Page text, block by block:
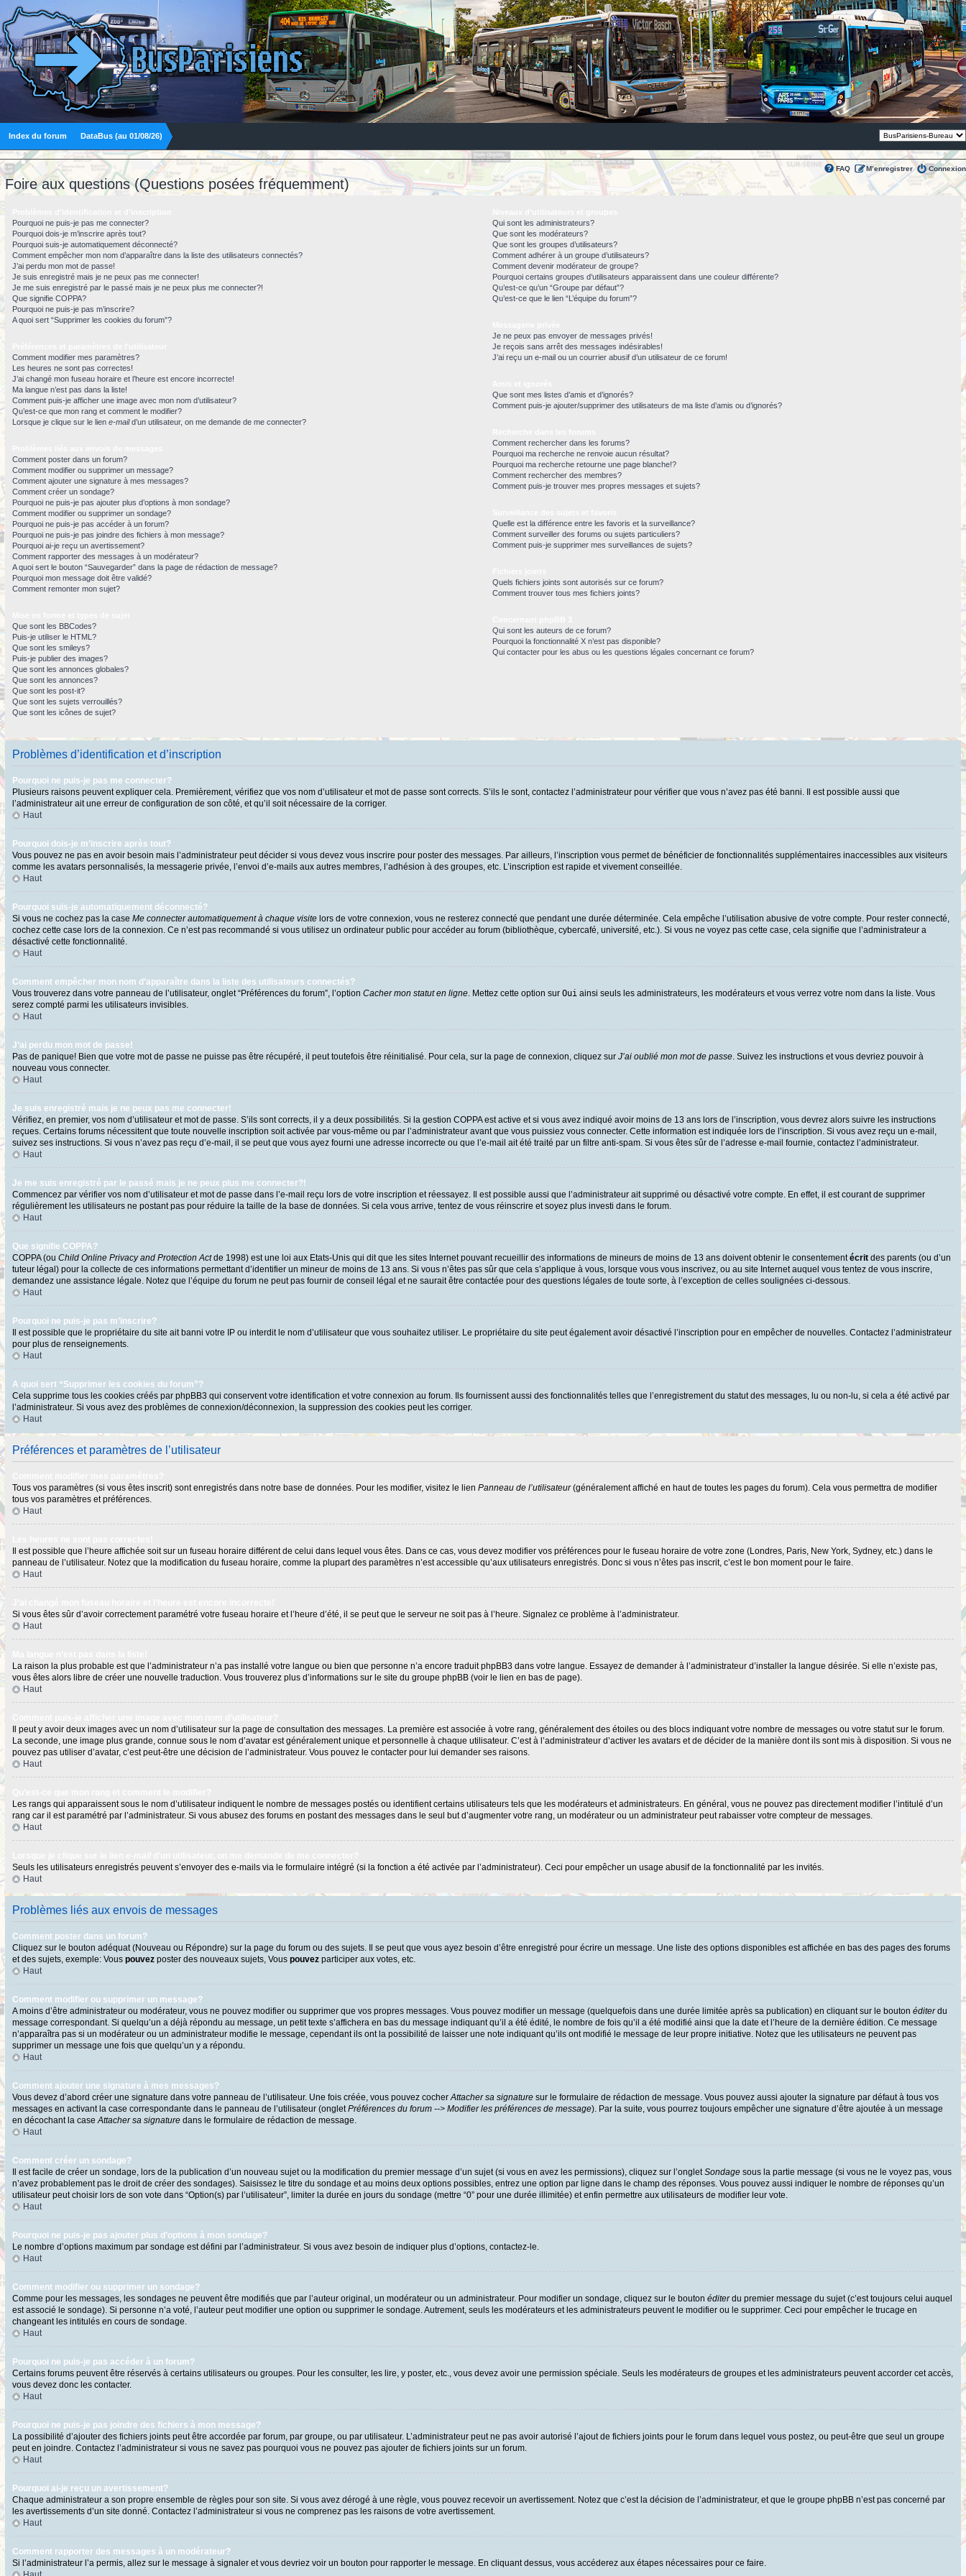
Index du forum DataBus (au 01/08/26)
FAQ M’enregistrer Connexion
Foire aux questions (Questions posées fréquemment)
Pourquoi ne puis-je pas me connecter?
Pourquoi dois-je m’inscrire après tout?
Pourquoi suis-je automatiquement déconnecté?
Comment empêcher mon nom d’apparaître dans la liste des utilisateurs connectés?
J’ai perdu mon mot de passe!
Je suis enregistré mais je ne peux pas me connecter!
Je me suis enregistré par le passé mais je ne peux plus me connecter?!
Que signifie COPPA?
Pourquoi ne puis-je pas m’inscrire?
A quoi sert “Supprimer les cookies du forum”?
Comment modifier mes paramètres?
Les heures ne sont pas correctes!
J’ai changé mon fuseau horaire et l’heure est encore incorrecte!
Ma langue n’est pas dans la liste!
Comment puis-je afficher une image avec mon nom d’utilisateur?
Qu’est-ce que mon rang et comment le modifier?
Lorsque je clique sur le lien e-maild’un utilisateur, on me demande de me connecter?
Comment poster dans un forum?
Comment modifier ou supprimer un message?
Comment ajouter une signature à mes messages?
Comment créer un sondage?
Pourquoi ne puis-je pas ajouter plus d’options à mon sondage?
Comment modifier ou supprimer un sondage?
Pourquoi ne puis-je pas accéder à un forum?
Pourquoi ne puis-je pas joindre des fichiers à mon message?
Pourquoi ai-je reçu un avertissement?
Comment rapporter des messages à un modérateur?
A quoi sert le bouton “Sauvegarder” dans la page de rédaction de message?
Pourquoi mon message doit être validé?
Comment remonter mon sujet?
Que sont les BBCodes?
Puis-je utiliser le HTML?
Que sont les smileys?
Puis-je publier des images?
Que sont les annonces globales?
Que sont les annonces?
Que sont les post-it?
Que sont les sujets verrouillés?
Que sont les icônes de sujet?
Qui sont les administrateurs?
Que sont les modérateurs?
Que sont les groupes d’utilisateurs?
Comment adhérer à un groupe d’utilisateurs?
Comment devenir modérateur de groupe?
Pourquoi certains groupes d’utilisateurs apparaissent dans une couleur différente?
Qu’est-ce qu’un “Groupe par défaut”?
Qu’est-ce que le lien “L’équipe du forum”?
Je ne peux pas envoyer de messages privés!
Je reçois sans arrêt des messages indésirables!
J’ai reçu un e-mail ou un courrier abusif d’un utilisateur de ce forum!
Que sont mes listes d’amis et d’ignorés?
Comment puis-je ajouter/supprimer des utilisateurs de ma liste d’amis ou d’ignorés?
Comment rechercher dans les forums?
Pourquoi ma recherche ne renvoie aucun résultat?
Pourquoi ma recherche retourne une page blanche!?
Comment rechercher des membres?
Comment puis-je trouver mes propres messages et sujets?
Quelle est la différence entre les favoris et la surveillance?
Comment surveiller des forums ou sujets particuliers?
Comment puis-je supprimer mes surveillances de sujets?
Quels fichiers joints sont autorisés sur ce forum?
Comment trouver tous mes fichiers joints?
Qui sont les auteurs de ce forum?
Pourquoi la fonctionnalité X n’est pas disponible?
Qui contacter pour les abus ou les questions légales concernant ce forum?
Problèmes d’identification et d’inscription
Pourquoi ne puis-je pas me connecter?
Plusieurs raisons peuvent expliquer cela. Premièrement, vérifiez que vos nom d’utilisateur et mot de passe sont corrects. S’ils le sont, contactez l’administrateur pour vérifier que vous n’avez pas été banni. Il est possible aussi que
l’administrateur ait une erreur de configuration de son côté, et qu’il soit nécessaire de la corriger.
Haut
Pourquoi dois-je m’inscrire après tout?
Vous pouvez ne pas en avoir besoin mais l’administrateur peut décider si vous devez vous inscrire pour poster des messages. Par ailleurs, l’inscription vous permet de bénéficier de fonctionnalités supplémentaires inaccessibles aux visiteurs
comme les avatars personnalisés, la messagerie privée, l’envoi d’e-mails aux autres membres, l’adhésion à des groupes, etc. L’inscription est rapide et vivement conseillée.
Haut
Pourquoi suis-je automatiquement déconnecté?
Si vous ne cochez pas la case Me connecter automatiquement à chaque visite lors de votre connexion, vous ne resterez connecté que pendant une durée déterminée. Cela empêche l’utilisation abusive de votre compte. Pour rester connecté,
cochez cette case lors de la connexion. Ce n’est pas recommandé si vous utilisez un ordinateur public pour accéder au forum (bibliothèque, cybercafé, université, etc.). Si vous ne voyez pas cette case, cela signifie que l’administrateur a
désactivé cette fonctionnalité.
Haut
Comment empêcher mon nom d’apparaître dans la liste des utilisateurs connectés?
Vous trouverez dans votre panneau de l’utilisateur, onglet “Préférences du forum”, l’option Cacher mon statut en ligne . Mettez cette option sur Oui ainsi seuls les administrateurs, les modérateurs et vous verrez votre nom dans la liste. Vous
serez compté parmi les utilisateurs invisibles.
Haut
J’ai perdu mon mot de passe!
Pas de panique! Bien que votre mot de passe ne puisse pas être récupéré, il peut toutefois être réinitialisé. Pour cela, sur la page de connexion, cliquez sur J’ai oublié mon mot de passe . Suivez les instructions et vous devriez pouvoir à
nouveau vous connecter.
Haut
Je suis enregistré mais je ne peux pas me connecter!
Vérifiez, en premier, vos nom d’utilisateur et mot de passe. S’ils sont corrects, il y a deux possibilités. Si la gestion COPPA est active et si vous avez indiqué avoir moins de 13 ans lors de l’inscription, vous devrez alors suivre les instructions
reçues. Certains forums nécessitent que toute nouvelle inscription soit activée par vous-même ou par l’administrateur avant que vous puissiez vous connecter. Cette information est indiquée lors de l’inscription. Si vous avez reçu un e-mail,
suivez ses instructions. Si vous n’avez pas reçu d’e-mail, il se peut que vous ayez fourni une adresse incorrecte ou que l’e-mail ait été traité par un filtre anti-spam. Si vous êtes sûr de l’adresse e-mail fournie, contactez l’administrateur.
Haut
Je me suis enregistré par le passé mais je ne peux plus me connecter?!
Commencez par vérifier vos nom d’utilisateur et mot de passe dans l’e-mail reçu lors de votre inscription et réessayez. Il est possible aussi que l’administrateur ait supprimé ou désactivé votre compte. En effet, il est courant de supprimer
régulièrement les utilisateurs ne postant pas pour réduire la taille de la base de données. Si cela vous arrive, tentez de vous réinscrire et soyez plus investi dans le forum.
Haut
Que signifie COPPA?
COPPA (ou Child Online Privacy and Protection Actde 1998) est une loi aux Etats-Unis qui dit que les sites Internet pouvant recueillir des informations de mineurs de moins de 13 ans doivent obtenir le consentementécrit des parents (ou d’un
tuteur légal) pour la collecte de ces informations permettant d’identifier un mineur de moins de 13 ans. Si vous n’êtes pas sûr que cela s’applique à vous, lorsque vous vous inscrivez, ou au site Internet auquel vous tentez de vous inscrire,
demandez une assistance légale. Notez que l’équipe du forum ne peut pas fournir de conseil légal et ne saurait être contactée pour des questions légales de toute sorte, à l’exception de celles soulignées ci-dessous.
Haut
Pourquoi ne puis-je pas m’inscrire?
Il est possible que le propriétaire du site ait banni votre IP ou interdit le nom d’utilisateur que vous souhaitez utiliser. Le propriétaire du site peut également avoir désactivé l’inscription pour en empêcher de nouvelles. Contactez l’administrateur
pour plus de renseignements.
Haut
A quoi sert “Supprimer les cookies du forum”?
Cela supprime tous les cookies créés par phpBB3 qui conservent votre identification et votre connexion au forum. Ils fournissent aussi des fonctionnalités telles que l’enregistrement du statut des messages, lu ou non-lu, si cela a été activé par
l’administrateur. Si vous avez des problèmes de connexion/déconnexion, la suppression des cookies peut les corriger.
Haut
Préférences et paramètres de l’utilisateur
Tous vos paramètres (si vous êtes inscrit) sont enregistrés dans notre base de données. Pour les modifier, visitez le lien Panneau de l’utilisateur(généralement affiché en haut de toutes les pages du forum). Cela vous permettra de modifier
tous vos paramètres et préférences.
Haut
Il est possible que l’heure affichée soit sur un fuseau horaire différent de celui dans lequel vous êtes. Dans ce cas, vous devez modifier vos préférences pour le fuseau horaire de votre zone (Londres, Paris, New York, Sydney, etc.) dans le
panneau de l’utilisateur. Notez que la modification du fuseau horaire, comme la plupart des paramètres n’est accessible qu’aux utilisateurs enregistrés. Donc si vous n’êtes pas inscrit, c’est le bon moment pour le faire.
Haut
Si vous êtes sûr d’avoir correctement paramétré votre fuseau horaire et l’heure d’été, il se peut que le serveur ne soit pas à l’heure. Signalez ce problème à l’administrateur.
Haut
La raison la plus probable est que l’administrateur n’a pas installé votre langue ou bien que personne n’a encore traduit phpBB3 dans votre langue. Essayez de demander à l’administrateur d’installer la langue désirée. Si elle n’existe pas,
vous êtes alors libre de créer une nouvelle traduction. Vous trouverez plus d’informations sur le site du groupe phpBB (voir le lien en bas de page).
Haut
Il peut y avoir deux images avec un nom d’utilisateur sur la page de consultation des messages. La première est associée à votre rang, généralement des étoiles ou des blocs indiquant votre nombre de messages ou votre statut sur le forum.
La seconde, une image plus grande, connue sous le nom d’avatar est généralement unique et personnelle à chaque utilisateur. C’est à l’administrateur d’activer les avatars et de décider de la manière dont ils sont mis à disposition. Si vous ne
pouvez pas utiliser d’avatar, c’est peut-être une décision de l’administrateur. Vous pouvez le contacter pour lui demander ses raisons.
Haut
Les rangs qui apparaissent sous le nom d’utilisateur indiquent le nombre de messages postés ou identifient certains utilisateurs tels que les modérateurs et administrateurs. En général, vous ne pouvez pas directement modifier l’intitulé d’un
rang car il est paramétré par l’administrateur. Si vous abusez des forums en postant des messages dans le seul but d’augmenter votre rang, un modérateur ou un administrateur peut rabaisser votre compteur de messages.
Haut
Seuls les utilisateurs enregistrés peuvent s’envoyer des e-mails via le formulaire intégré (si la fonction a été activée par l’administrateur). Ceci pour empêcher un usage abusif de la fonctionnalité par les invités.
Haut
Problèmes liés aux envois de messages
Comment poster dans un forum?
Cliquez sur le bouton adéquat (Nouveau ou Répondre) sur la page du forum ou des sujets. Il se peut que vous ayez besoin d’être enregistré pour écrire un message. Une liste des options disponibles est affichée en bas des pages des forums
et des sujets, exemple: Vous pouvez poster des nouveaux sujets, Vous pouvez participer aux votes, etc.
Haut
Comment modifier ou supprimer un message?
A moins d’être administrateur ou modérateur, vous ne pouvez modifier ou supprimer que vos propres messages. Vous pouvez modifier un message (quelquefois dans une durée limitée après sa publication) en cliquant sur le bouton éditerdu
message correspondant. Si quelqu’un a déjà répondu au message, un petit texte s’affichera en bas du message indiquant qu’il a été édité, le nombre de fois qu’il a été modifié ainsi que la date et l’heure de la dernière édition. Ce message
n’apparaîtra pas si un modérateur ou un administrateur modifie le message, cependant ils ont la possibilité de laisser une note indiquant qu’ils ont modifié le message de leur propre initiative. Notez que les utilisateurs ne peuvent pas
supprimer un message une fois que quelqu’un y a répondu.
Haut
Comment ajouter une signature à mes messages?
Vous devez d’abord créer une signature dans votre panneau de l’utilisateur. Une fois créée, vous pouvez cocher Attacher sa signature sur le formulaire de rédaction de message. Vous pouvez aussi ajouter la signature par défaut à tous vos
messages en activant la case correspondante dans le panneau de l’utilisateur (ongletPréférences du forum --> Modifier les préférences de message). Par la suite, vous pourrez toujours empêcher une signature d’être ajoutée à un message
en décochant la case Attacher sa signature dans le formulaire de rédaction de message.
Haut
Comment créer un sondage?
Il est facile de créer un sondage, lors de la publication d’un nouveau sujet ou la modification du premier message d’un sujet (si vous en avez les permissions), cliquez sur l’ongletSondage sous la partie message (si vous ne le voyez pas, vous
n’avez probablement pas le droit de créer des sondages). Saisissez le titre du sondage et au moins deux options possibles, entrez une option par ligne dans le champ des réponses. Vous pouvez aussi indiquer le nombre de réponses qu’un
utilisateur peut choisir lors de son vote dans “Option(s) par l’utilisateur”, limiter la durée en jours du sondage (mettre “0” pour une durée illimitée) et enfin permettre aux utilisateurs de modifier leur vote.
Haut
Pourquoi ne puis-je pas ajouter plus d’options à mon sondage?
Le nombre d’options maximum par sondage est défini par l’administrateur. Si vous avez besoin de indiquer plus d’options, contactez-le.
Haut
Comment modifier ou supprimer un sondage?
Comme pour les messages, les sondages ne peuvent être modifiés que par l’auteur original, un modérateur ou un administrateur. Pour modifier un sondage, cliquez sur le bouton éditerdu premier message du sujet (c’est toujours celui auquel
est associé le sondage). Si personne n’a voté, l’auteur peut modifier une option ou supprimer le sondage. Autrement, seuls les modérateurs et les administrateurs peuvent le modifier ou le supprimer. Ceci pour empêcher le trucage en
changeant les intitulés en cours de sondage.
Haut
Pourquoi ne puis-je pas accéder à un forum?
Certains forums peuvent être réservés à certains utilisateurs ou groupes. Pour les consulter, les lire, y poster, etc., vous devez avoir une permission spéciale. Seuls les modérateurs de groupes et les administrateurs peuvent accorder cet accès,
vous devez donc les contacter.
Haut
Pourquoi ne puis-je pas joindre des fichiers à mon message?
La possibilité d’ajouter des fichiers joints peut être accordée par forum, par groupe, ou par utilisateur. L’administrateur peut ne pas avoir autorisé l’ajout de fichiers joints pour le forum dans lequel vous postez, ou peut-être que seul un groupe
peut en joindre. Contactez l’administrateur si vous ne savez pas pourquoi vous ne pouvez pas ajouter de fichiers joints sur un forum.
Haut
Pourquoi ai-je reçu un avertissement?
Chaque administrateur a son propre ensemble de règles pour son site. Si vous avez dérogé à une règle, vous pouvez recevoir un avertissement. Notez que c’est la décision de l’administrateur, et que le groupe phpBB n’est pas concerné par
les avertissements d’un site donné. Contactez l’administrateur si vous ne comprenez pas les raisons de votre avertissement.
Haut
Comment rapporter des messages à un modérateur?
Si l’administrateur l’a permis, allez sur le message à signaler et vous devriez voir un bouton pour rapporter le message. En cliquant dessus, vous accéderez aux étapes nécessaires pour ce faire.